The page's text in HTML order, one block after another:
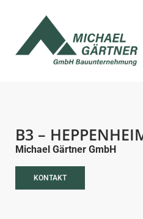
B3 –
Michael Gärtner GmbH
KONTAKT